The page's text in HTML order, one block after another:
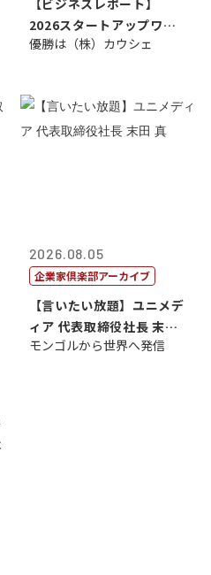
【ビジネスレポート】
2026スタートアップワー
ルドカップ東京
優勝は（株）カウシェ
2026.08.05
企業家倶楽部アーカイブ
【言いたい放題】ユニメデ
ィア 代表取締役社長 末田
真
モンゴルから世界へ発信